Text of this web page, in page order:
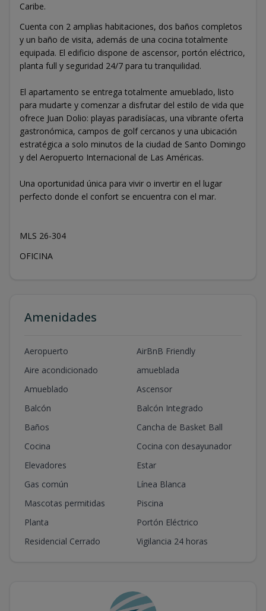
Caribe.
Cuenta con 2 amplias habitaciones, dos baños completos
y un baño de visita, además de una cocina totalmente
equipada. El edificio dispone de ascensor, portón eléctrico,
planta full y seguridad 24/7 para tu tranquilidad.
El apartamento se entrega totalmente amueblado, listo
para mudarte y comenzar a disfrutar del estilo de vida que
ofrece Juan Dolio: playas paradisíacas, una vibrante oferta
gastronómica, campos de golf cercanos y una ubicación
estratégica a solo minutos de la ciudad de Santo Domingo
y del Aeropuerto Internacional de Las Américas.
Una oportunidad única para vivir o invertir en el lugar
perfecto donde el confort se encuentra con el mar.
MLS 26-304
OFICINA
Amenidades
Aeropuerto
AirBnB Friendly
Aire acondicionado
amueblada
Amueblado
Ascensor
Balcón
Balcón Integrado
Baños
Cancha de Basket Ball
Cocina
Cocina con desayunador
Elevadores
Estar
Gas común
Línea Blanca
Mascotas permitidas
Piscina
Planta
Portón Eléctrico
Residencial Cerrado
Vigilancia 24 horas